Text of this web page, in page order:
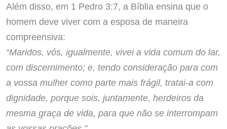
Além disso, em 1 Pedro 3:7, a Bíblia ensina que o
homem deve viver com a esposa de maneira
compreensiva:
“Maridos, vós, igualmente, vivei a vida comum do lar,
com discernimento; e, tendo consideração para com
a vossa mulher como parte mais frágil, tratai-a com
dignidade, porque sois, juntamente, herdeiros da
mesma graça de vida, para que não se interrompam